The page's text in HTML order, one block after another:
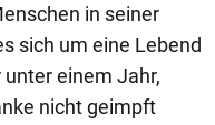
in seiner
sich um eine Lebend
einem Jahr,
nicht geimpft